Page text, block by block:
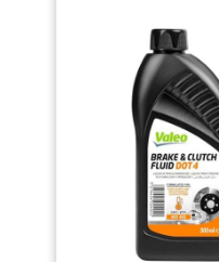
PERFORMANCES DE FREINAGE
A HAUT NIVEAU tout en
PROTEGEANT EFFICACEMENT
de la corrosion Valeo
recommande de tester
régulièrement la qualité du
liquide de frein de votre voiture
et de le remplacer tous les 2
ans ou 30000 kilomètres